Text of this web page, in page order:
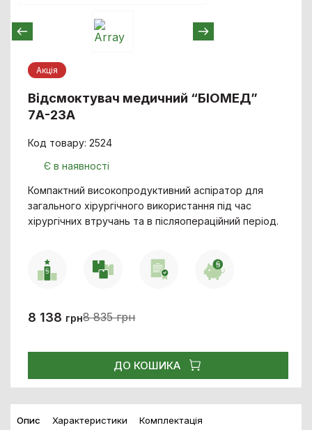
Акцiя
Відсмоктувач медичний “БІОМЕД”
7А-23А
Код товару: 2524
Є в наявності
Компактний високопродуктивний аспіратор для
загального хірургічного використання під час
хірургічних втручань та в післяопераційний період.
8 138 грн8 835 грн
ДО КОШИКА
Опис Характеристики Комплектація